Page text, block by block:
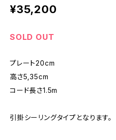
¥35,200
SOLD OUT
プレート20cm
高さ5,35cm
コード長さ1.5m
引掛シーリングタイプとなります。